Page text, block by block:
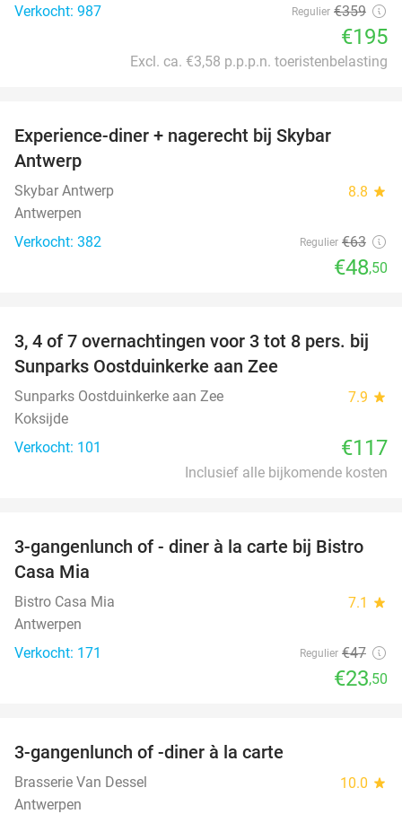
Verkocht: 987 Regulier €359
€195
Excl. ca. €3,58 p.p.p.n. toeristenbelasting
Experience-diner + nagerecht bij Skybar
Antwerp
Skybar Antwerp 8.8 star
Antwerpen
Verkocht: 382
Regulier €63
€48,50
3, 4 of 7 overnachtingen voor 3 tot 8 pers. bij
Sunparks Oostduinkerke aan Zee
Sunparks Oostduinkerke aan Zee 7.9 star
Koksijde
Verkocht: 101
€117
Inclusief alle bijkomende kosten
50%
3-gangenlunch of - diner à la carte bij Bistro
Casa Mia
Bistro Casa Mia 7.1 star
Antwerpen
Verkocht: 171
Regulier €47
€23,50
3-gangenlunch of -diner à la carte
Brasserie Van Dessel 10.0 star
Antwerpen